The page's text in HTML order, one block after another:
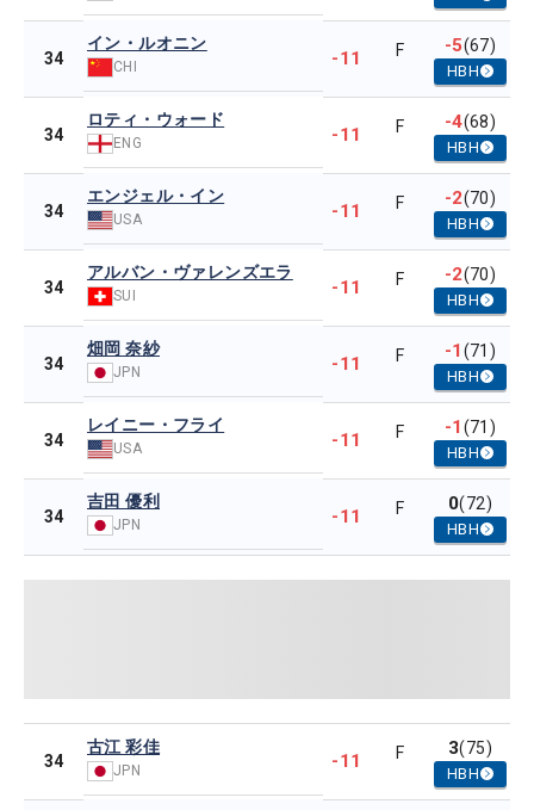
34
イン・ルオニン
CHI -11 F -5(67)
HBH
34
ロティ・ウォード
ENG -11 F -4(68)
HBH
34
エンジェル・イン
USA -11 F -2(70)
HBH
34
アルバン・ヴァレンズエラ
SUI -11 F -2(70)
HBH
34
畑岡 奈紗
JPN -11 F -1(71)
HBH
34
レイニー・フライ
USA -11 F -1(71)
HBH
34
吉田 優利
JPN -11 F 0(72)
HBH
34
古江 彩佳
JPN -11 F 3(75)
HBH